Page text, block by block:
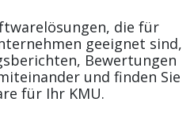
die für
geeignet sind,
Bewertungen
und finden Sie
für Ihr KMU.